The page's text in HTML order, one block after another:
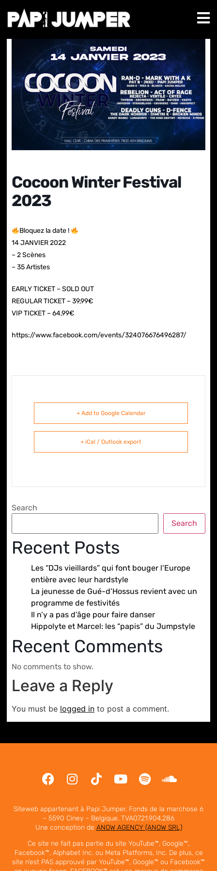
Cocoon Winter Festival
2023
Bloquez la date !
14 JANVIER 2022
– 2 Scènes
– 35 Artistes
EARLY TICKET – SOLD OUT
REGULAR TICKET – 39,99€
VIP TICKET – 64,99€
https://www.facebook.com/events/324076676496287/
+ Add to Google Calendar
+ iCal / Outlook export
Search
Search
Recent Posts
Les “DJs vieillards” qui font bouger l’Europe
entière avec leur hardstyle
La jeunesse de Gué-d’Hossus revient avec un
programme de festivités
Il n’y a pas d’âge pour faire danser
Hippolyte et Marcel: les “papis” du Jumpstyle
Recent Comments
No comments to show.
Leave a Reply
You must be logged in to post a comment.
Siteweb appartenant à Papi Jumper. Fonds de la marchose 6
– 5590 Ciney – Belgique. TVA0721.904.286
Une conception de ANOW AGENCY (ANOW SRL)
Ce site ne fait pas partie du site YouTube™, Google™,
Facebook™, Alphabet Inc. ou Meta Platforms, Inc. De plus, ce
site n’est PAS approuvé par YouTube™, Google™ ou Facebook™